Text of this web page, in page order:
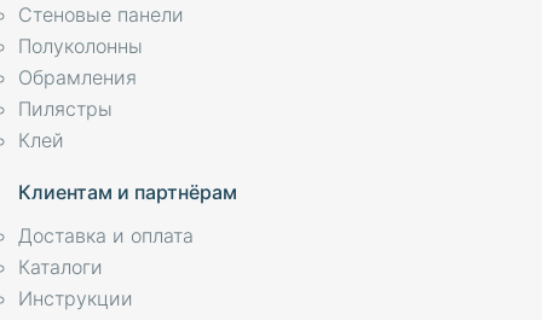
Стеновые панели
Полуколонны
Обрамления
Пилястры
Клей
Клиентам и партнёрам
Доставка и оплата
Каталоги
Инструкции